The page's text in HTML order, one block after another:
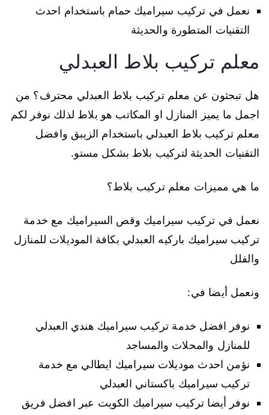
نعمل في تركيب سيراميك حمام باستخدام احدث
التقنيات المتطورة والحديثة
معلم تركيب بلاط العبدلي
هل تبحثون عن معلم تركيب بلاط العبدلي محترف؟ من
اجمل ما يميز المنازل او المكاتب هو بلاط لذلك نوفر لكم
معلم تركيب بلاط العبدلي باستخدام الزيبق وافضل
التقنيات الحديثة لتركيب بلاط بشكل مستو.
ما هي مميزات معلم تركيب بلاط؟
نعمل في تركيب سيراميك وقص السيراميك مع خدمة
تركيب سيراميك باركيه العبدلي بكافة الموديلات للمنازل
والفلل
ونعمل أيضا في:
نوفر افضل خدمة تركيب سيراميك هندي العبدلي
للمنازل والمحلات والمساجد
نؤمن احدث موديلات سيراميك ايطالي مع خدمة
تركيب سيراميك باكستاني العبدلي
نوفر أيضا تركيب سيراميك الكويت عبر افضل فريق